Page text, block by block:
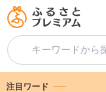
注目ワード